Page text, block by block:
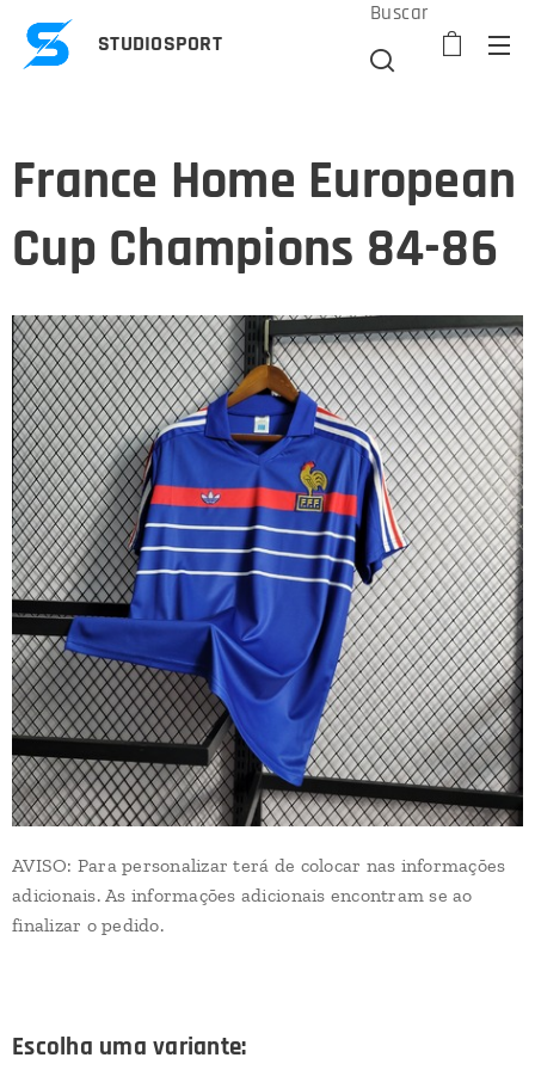
STUDIOSPORT
Buscar
France Home European
Cup Champions 84-86
AVISO: Para personalizar terá de colocar nas informações
adicionais. As informações adicionais encontram se ao
finalizar o pedido.
Escolha uma variante: